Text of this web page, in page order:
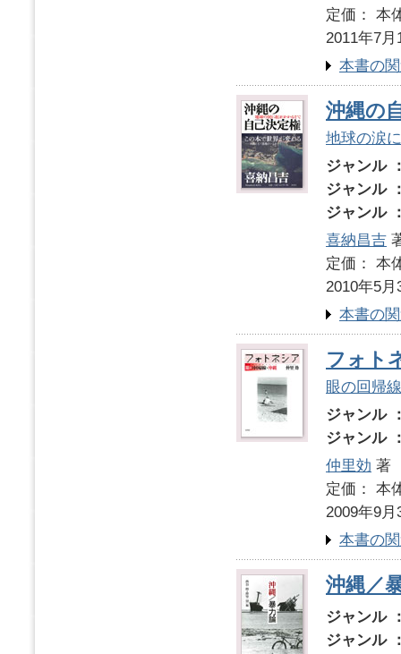
定価：
2011年7月
本書の
沖縄の
地球の涙
ジャンル
ジャンル
ジャンル
喜納昌吉
定価：
2010年5月
本書の
フォト
眼の回帰
ジャンル
ジャンル
仲里効 著
定価：
2009年9月
本書の
沖縄／
ジャンル
ジャンル